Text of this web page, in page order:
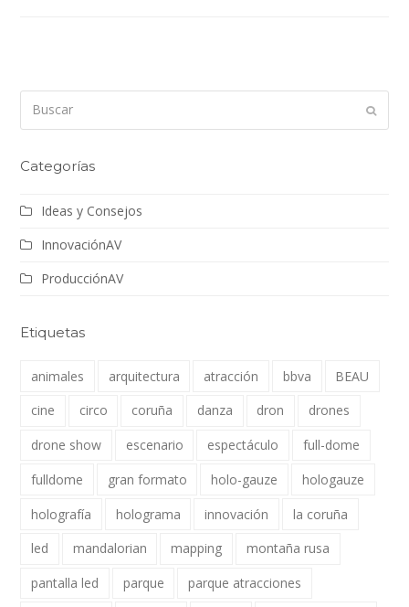
Enviar
Categorías
Ideas y Consejos
InnovaciónAV
ProducciónAV
Etiquetas
animales arquitectura atracción bbva
BEAU
cine
circo coruña danza dron
drones
drone show
escenario espectáculo
full-dome
fulldome
gran formato holo-gauze
hologauze
holografía
holograma innovación
la coruña
led
mandalorian mapping
montaña rusa
pantalla led
parque
parque atracciones